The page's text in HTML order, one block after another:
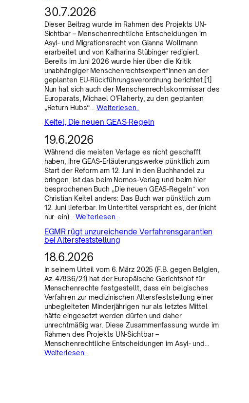
30.7.2026
Dieser Beitrag wurde im Rahmen des Projekts UN-
Sichtbar – Menschenrechtliche Entscheidungen im
Asyl- und Migrationsrecht von Gianna Wollmann
erarbeitet und von Katharina Stübinger redigiert.
Bereits im Juni 2026 wurde hier über die Kritik
unabhängiger Menschenrechtsexpert*innen an der
geplanten EU-Rückführungsverordnung berichtet.[1]
Nun hat sich auch der Menschenrechtskommissar des
Europarats, Michael O’Flaherty, zu den geplanten
„Return Hubs“…Weiterlesen..
Keitel, Die neuen GEAS-Regeln
19.6.2026
Während die meisten Verlage es nicht geschafft
haben, ihre GEAS-Erläuterungswerke pünktlich zum
Start der Reform am 12. Juni in den Buchhandel zu
bringen, ist das beim Nomos-Verlag und beim hier
besprochenen Buch „Die neuen GEAS-Regeln“ von
Christian Keitel anders: Das Buch war pünktlich zum
12. Juni lieferbar. Im Untertitel verspricht es, der (nicht
nur: ein)… Weiterlesen..
EGMR rügt unzureichende Verfahrensgarantien
bei Altersfeststellung
18.6.2026
In seinem Urteil vom 6. März 2025 (F.B. gegen Belgien,
Az. 47836/21) hat der Europäische Gerichtshof für
Menschenrechte festgestellt, dass ein belgisches
Verfahren zur medizinischen Altersfeststellung einer
unbegleiteten Minderjährigen nur als letztes Mittel
hätte eingesetzt werden dürfen und daher
unrechtmäßig war. Diese Zusammenfassung wurde im
Rahmen des Projekts UN-Sichtbar –
Menschenrechtliche Entscheidungen im Asyl- und…
Weiterlesen..